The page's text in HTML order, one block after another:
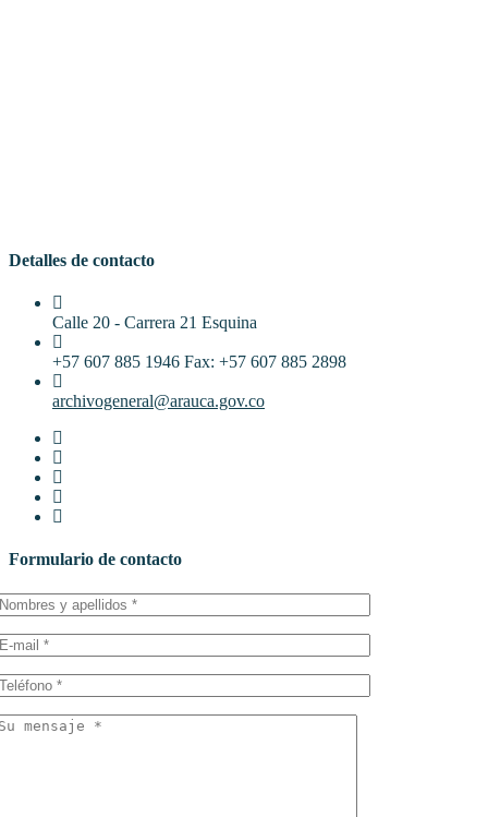
Detalles de contacto
Calle 20 - Carrera 21 Esquina
+57 607 885 1946 Fax: +57 607 885 2898
archivogeneral@arauca.gov.co
Formulario de contacto